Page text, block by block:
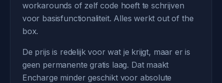
workarounds of zelf code hoeft te schrijven
voor basisfunctionaliteit. Alles werkt out of the
box.
De prijs is redelijk voor wat je krijgt, maar er is
geen permanente gratis laag. Dat maakt
Encharge minder geschikt voor absolute